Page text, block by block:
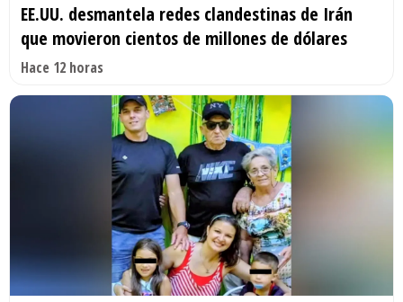
EE.UU. desmantela redes clandestinas de Irán
que movieron cientos de millones de dólares
Hace 12 horas